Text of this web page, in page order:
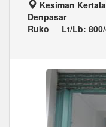
Kesiman
Denpasar
Ruko - Lt/Lb: